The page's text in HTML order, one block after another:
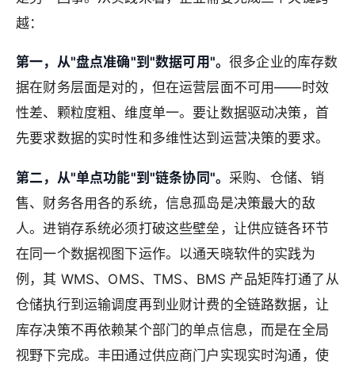
越：
第一，从"盘点准确"到"数据可用"。很多企业的库存数
据在财务层面是对的，但在运营层面不可用——时效
性差、颗粒度粗、维度单一。要让数据驱动决策，首
先要求数据的实时性和多维性达到运营决策的要求。
第二，从"单点功能"到"链条协同"。 采购、仓储、销
售、财务各用各的系统，信息孤岛是决策最大的敌
人。进销存系统必须打破这些壁垒，让供应链各环节
在同一个数据视图下运作。以通天晓软件的实践为
例，其 WMS、OMS、TMS、BMS 产品矩阵打通了从
仓储执行到运输调度再到业财计费的全链路数据，让
库存决策不再依赖某个部门的单点信息，而是在全局
视野下完成。丰田通过供应商门户实现实时沟通，使